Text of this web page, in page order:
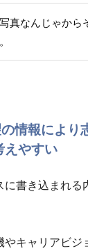
真なんじゃから
情報により
えやすい
に書き込まれる
やキャリアビジ